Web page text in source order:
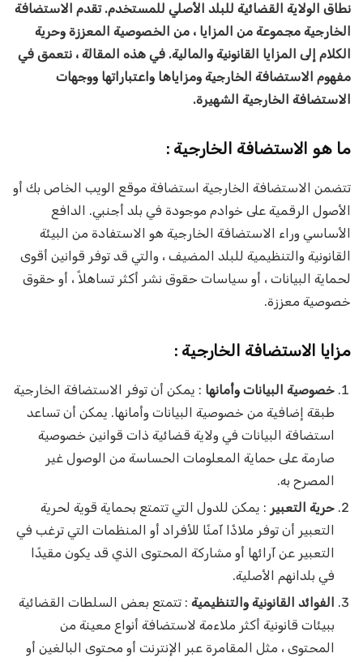
نطاق الولاية القضائية للبلد الأصلي للمستخدم. تقدم الاستضافة
الخارجية مجموعة من المزايا ، من الخصوصية المعززة وحرية
الكلام إلى المزايا القانونية والمالية. في هذه المقالة ، نتعمق في
مفهوم الاستضافة الخارجية ومزاياها واعتباراتها ووجهات
الاستضافة الخارجية الشهيرة.
ما هو الاستضافة الخارجية :
تتضمن الاستضافة الخارجية استضافة موقع الويب الخاص بك أو
الأصول الرقمية على خوادم موجودة في بلد أجنبي. الدافع
الأساسي وراء الاستضافة الخارجية هو الاستفادة من البيئة
القانونية والتنظيمية للبلد المضيف ، والتي قد توفر قوانين أقوى
لحماية البيانات ، أو سياسات حقوق نشر أكثر تساهلاً ، أو حقوق
خصوصية معززة.
مزايا الاستضافة الخارجية :
خصوصية البيانات وأمانها : يمكن أن توفر الاستضافة الخارجية
طبقة إضافية من خصوصية البيانات وأمانها. يمكن أن تساعد
استضافة البيانات في ولاية قضائية ذات قوانين خصوصية
صارمة على حماية المعلومات الحساسة من الوصول غير
المصرح به.
حرية التعبير : يمكن للدول التي تتمتع بحماية قوية لحرية
التعبير أن توفر ملاذًا آمنًا للأفراد أو المنظمات التي ترغب في
التعبير عن آرائها أو مشاركة المحتوى الذي قد يكون مقيدًا
في بلدانهم الأصلية.
الفوائد القانونية والتنظيمية : تتمتع بعض السلطات القضائية
ببيئات قانونية أكثر ملاءمة لاستضافة أنواع معينة من
المحتوى ، مثل المقامرة عبر الإنترنت أو محتوى البالغين أو